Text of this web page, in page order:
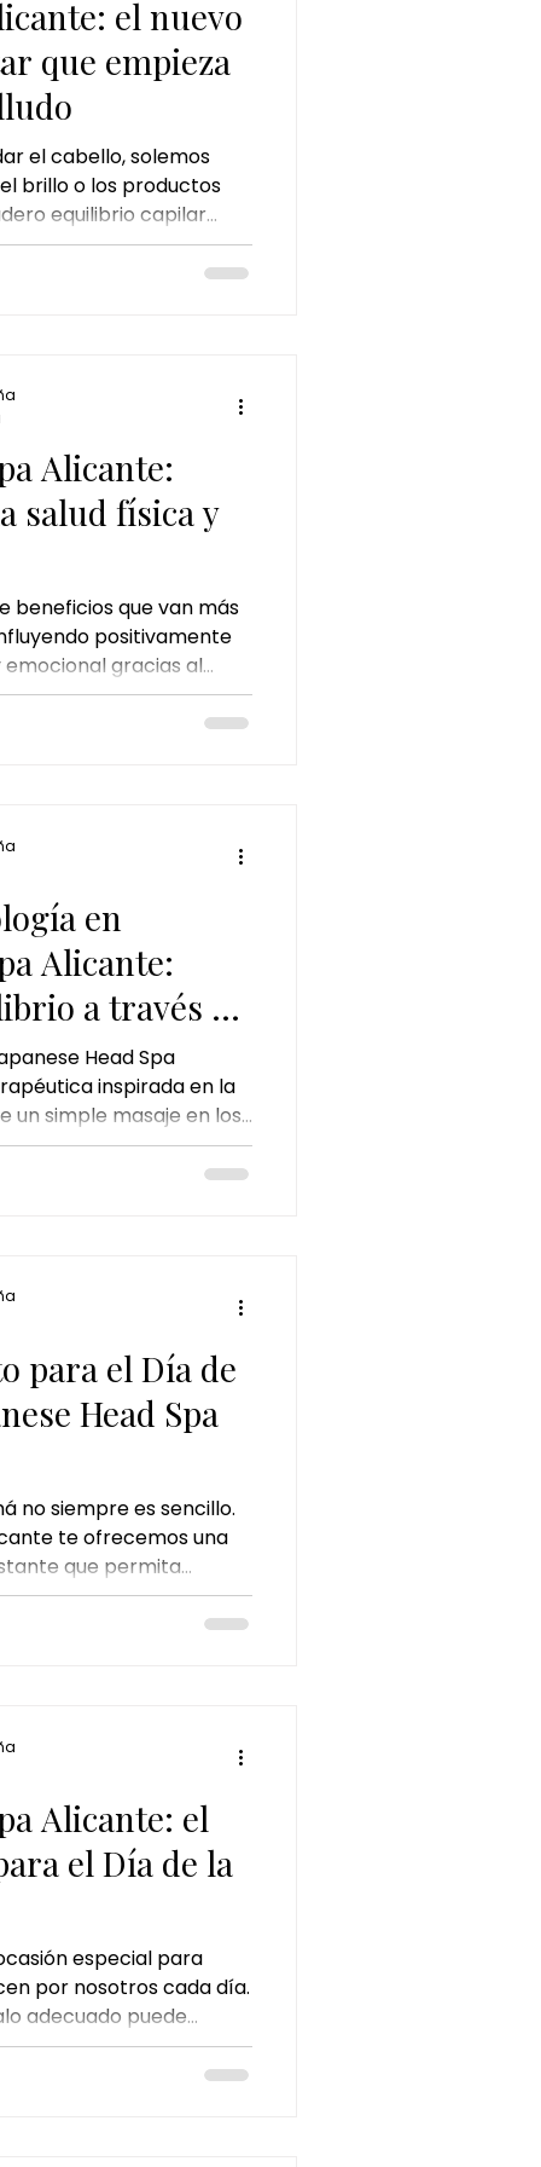
el nuevo
que empieza
el cabello, solemos
brillo o los productos
equilibrio capilar
cuero cabelludo. El
o el uso frecuente de
el cabello desde la
de cal
Alicante:
salud física y
beneficios que van más
positivamente
gracias al
limpieza profunda del
en
Alicante:
a través de
Head Spa
inspirada en la
un simple masaje en los
en un ritual de
al cuerpo a liberar
para el Día de
Head Spa
no siempre es sencillo.
te ofrecemos una
que permita
y valorada
Alicante: el
el Día de la
especial para
por nosotros cada día.
adecuado puede
veces el mejor
un momento de